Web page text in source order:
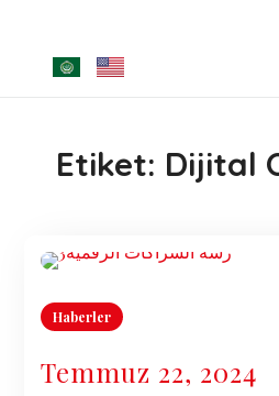
Etiket: Dijital
Haberler
Temmuz 22, 2024